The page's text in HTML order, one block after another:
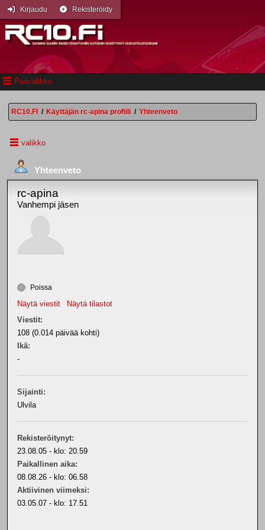
Päävalikko
Kirjaudu Rekisteröidy
RC10.FI / Käyttäjän rc-apina profiili / Yhteenveto
valikko
Yhteenveto
rc-apina
Vanhempi jäsen
Poissa
Näytä viestit
Näytä tilastot
Viestit:
108 (0.014 päivää kohti)
Ikä:
-
Sijainti:
Ulvila
Rekisteröitynyt:
23.08.05 - klo: 20.59
Paikallinen aika:
08.08.26 - klo: 06.58
Aktiivinen viimeksi:
03.05.07 - klo: 17.51